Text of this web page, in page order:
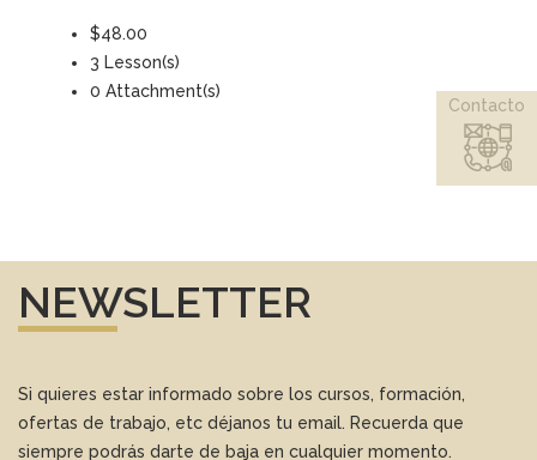
$48.00
3 Lesson(s)
0 Attachment(s)
NEWSLETTER
Si quieres estar informado sobre los cursos, formación,
ofertas de trabajo, etc déjanos tu email. Recuerda que
siempre podrás darte de baja en cualquier momento.
Contacto